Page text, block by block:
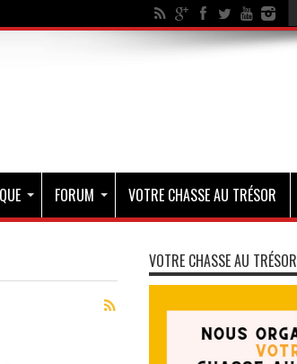
FORUM VOTRE CHASSE AU TRÉSOR
VOTRE CHASSE AU TRÉSOR